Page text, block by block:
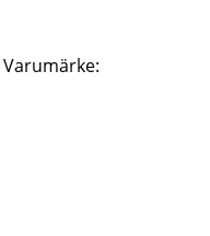
Varumärke: